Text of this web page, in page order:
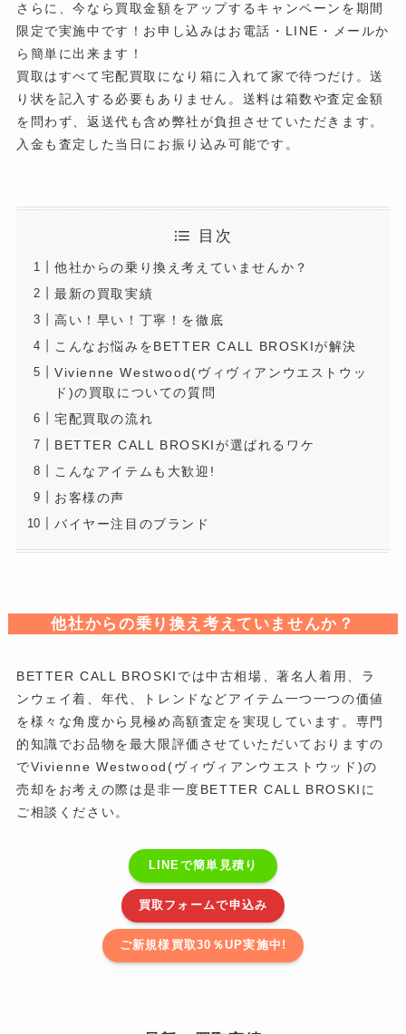
さらに、今なら買取金額をアップするキャンペーンを期間
限定で実施中です！お申し込みはお電話・LINE・メールか
ら簡単に出来ます！
買取はすべて宅配買取になり箱に入れて家で待つだけ。送
り状を記入する必要もありません。送料は箱数や査定金額
を問わず、返送代も含め弊社が負担させていただきます。
入金も査定した当日にお振り込み可能です。
目次
他社からの乗り換え考えていませんか？
最新の買取実績
高い！早い！丁寧！を徹底
こんなお悩みをBETTER CALL BROSKIが解決
Vivienne Westwood(ヴィヴィアンウエストウッ
ド)の買取についての質問
宅配買取の流れ
BETTER CALL BROSKIが選ばれるワケ
こんなアイテムも大歓迎!
お客様の声
バイヤー注目のブランド
他社からの乗り換え考えていませんか？
BETTER CALL BROSKIでは中古相場、著名人着用、ラ
ンウェイ着、年代、トレンドなどアイテム一つ一つの価値
を様々な角度から見極め高額査定を実現しています。専門
的知識でお品物を最大限評価させていただいておりますの
でVivienne Westwood(ヴィヴィアンウエストウッド)の
売却をお考えの際は是非一度BETTER CALL BROSKIに
ご相談ください。
LINEで簡単見積り
買取フォームで申込み
ご新規様買取30％UP実施中!